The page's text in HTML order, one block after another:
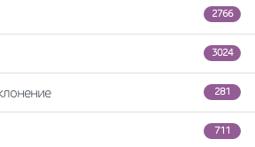
2766
3024
281
711